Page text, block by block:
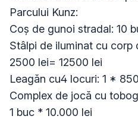
Parcului Kunz:
Coș de gunoi stradal: 10
Stâlpi de iluminat cu corp
2500 lei= 12500 lei
Leagăn cu4 locuri: 1 *
Complex de jocă cu
1 buc * 10.000 lei